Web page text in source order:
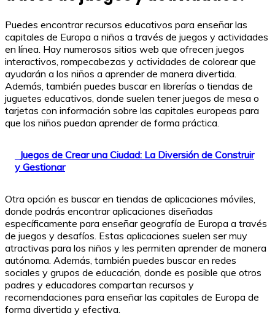
Puedes encontrar recursos educativos para enseñar las
capitales de Europa a niños a través de juegos y actividades
en línea. Hay numerosos sitios web que ofrecen juegos
interactivos, rompecabezas y actividades de colorear que
ayudarán a los niños a aprender de manera divertida.
Además, también puedes buscar en librerías o tiendas de
juguetes educativos, donde suelen tener juegos de mesa o
tarjetas con información sobre las capitales europeas para
que los niños puedan aprender de forma práctica.
Juegos de Crear una Ciudad: La Diversión de Construir
y Gestionar
Otra opción es buscar en tiendas de aplicaciones móviles,
donde podrás encontrar aplicaciones diseñadas
específicamente para enseñar geografía de Europa a través
de juegos y desafíos. Estas aplicaciones suelen ser muy
atractivas para los niños y les permiten aprender de manera
autónoma. Además, también puedes buscar en redes
sociales y grupos de educación, donde es posible que otros
padres y educadores compartan recursos y
recomendaciones para enseñar las capitales de Europa de
forma divertida y efectiva.